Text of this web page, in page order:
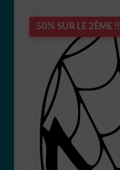
50% SUR LE 2ÈME !!